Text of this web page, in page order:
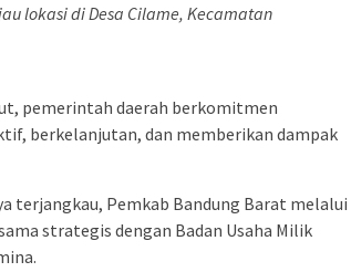
lokasi di Desa Cilame, Kecamatan
pemerintah daerah berkomitmen
berkelanjutan, dan memberikan dampak
terjangkau, Pemkab Bandung Barat melalui
strategis dengan Badan Usaha Milik